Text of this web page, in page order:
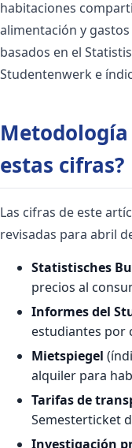
habitaciones
alimentación y
basados en el
Studentenwerk e
estas cifras?
Las cifras de este
revisadas para abril
Statistisches
precios al
Informes del
estudiantes por
Mietspiegel
alquiler para
Tarifas de
Semesterticket
Investigación